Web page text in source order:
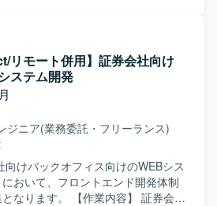
LPやフォームを取り扱う環境とな
す。1人称で主体的にタスクを進め
と連携しながら機能追加や改修、UI
る人物像】 新しい
的で、自ら課題を見つけて提案・
ける方を求めております。チーム
ョンを大切にし、協調性を持って
す。 【ポジションの魅
において上流工程から一貫して携
ンな技術スタックを活用しながら
を幅広く積むことができます。主
される環境のため、技術力と提案
リモート併用】証券会社向け
ステム開発
ジニア(業務委託・フリーランス)
向けバックオフィス向けのWEBシス
おいて、フロントエンド開発体制
作業内容】 証券会社